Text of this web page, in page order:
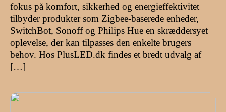
fokus på komfort, sikkerhed og energieffektivitet
tilbyder produkter som Zigbee-baserede enheder,
SwitchBot, Sonoff og Philips Hue en skræddersyet
oplevelse, der kan tilpasses den enkelte brugers
behov. Hos PlusLED.dk findes et bredt udvalg af
[…]